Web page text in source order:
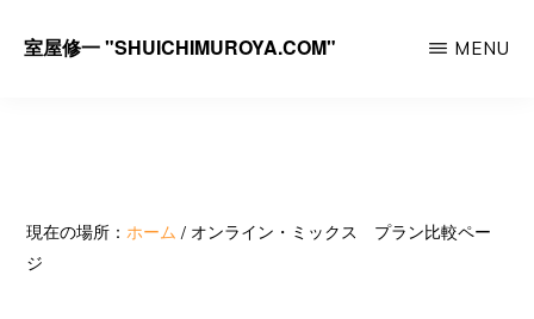
室屋修一 "SHUICHIMUROYA.COM"
ー
チ
MENU
現在の場所：ホーム / オンライン・ミックス プラン比較ペー
ジ